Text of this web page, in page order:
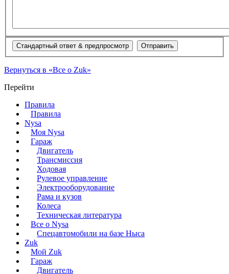
Вернуться в «Все о Zuk»
Перейти
Правила
Правила
Nysa
Моя Nysa
Гараж
Двигатель
Трансмиссия
Ходовая
Рулевое управление
Электрооборудование
Рама и кузов
Колеса
Техническая литература
Все о Nysa
Спецавтомобили на базе Ныса
Zuk
Мой Zuk
Гараж
Двигатель